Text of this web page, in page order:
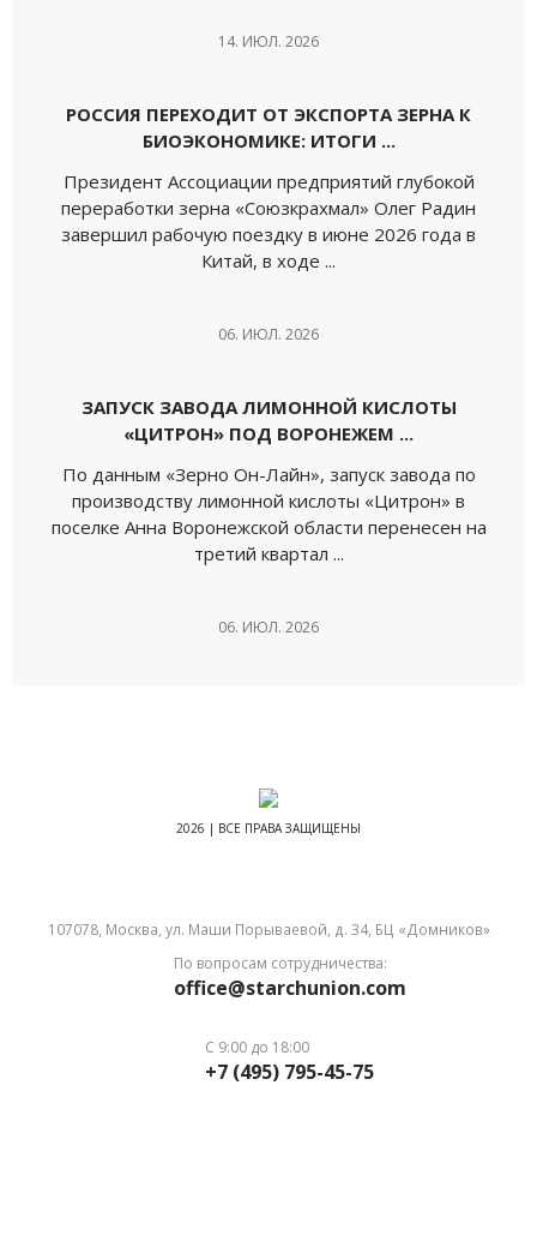
14. ИЮЛ. 2026
РОССИЯ ПЕРЕХОДИТ ОТ ЭКСПОРТА ЗЕРНА К
БИОЭКОНОМИКЕ: ИТОГИ ...
Президент Ассоциации предприятий глубокой
переработки зерна «Союзкрахмал» Олег Радин
завершил рабочую поездку в июне 2026 года в
Китай, в ходе ...
06. ИЮЛ. 2026
ЗАПУСК ЗАВОДА ЛИМОННОЙ КИСЛОТЫ
«ЦИТРОН» ПОД ВОРОНЕЖЕМ ...
По данным «Зерно Он-Лайн», запуск завода по
производству лимонной кислоты «Цитрон» в
поселке Анна Воронежской области перенесен на
третий квартал ...
06. ИЮЛ. 2026
2026 | ВСЕ ПРАВА ЗАЩИЩЕНЫ
107078, Москва, ул. Маши Порываевой, д. 34, БЦ «Домников»
По вопросам сотрудничества:
office@starchunion.com
С 9:00 до 18:00
+7 (495) 795-45-75